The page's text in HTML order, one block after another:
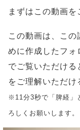
まずはこの動画を
この動画は、こ
めに作成したフォ
でご覧いただける
をご理解いただけ
※11分3秒で「脾経」
ろしくお願いします。